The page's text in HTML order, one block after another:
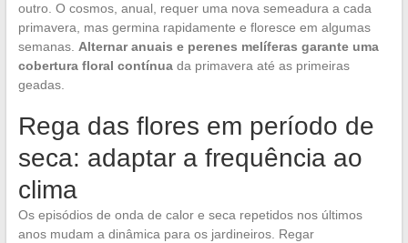
outro. O cosmos, anual, requer uma nova semeadura a cada
primavera, mas germina rapidamente e floresce em algumas
semanas. Alternar anuais e perenes melíferas garante uma
cobertura floral contínuada primavera até as primeiras
geadas.
Rega das flores em período de
seca: adaptar a frequência ao
clima
Os episódios de onda de calor e seca repetidos nos últimos
anos mudam a dinâmica para os jardineiros. Regar